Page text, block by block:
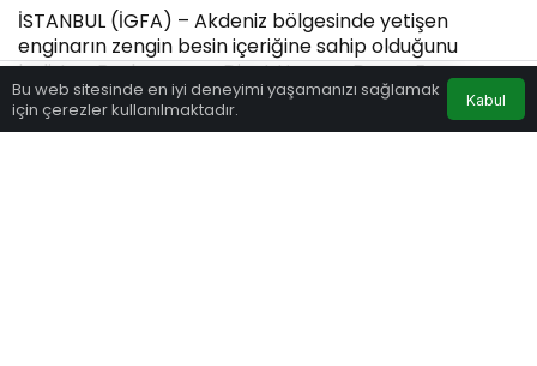
İSTANBUL (İGFA) – Akdeniz bölgesinde yetişen
enginarın zengin besin içeriğine sahip olduğunu
belirten Beslenme ve Diyet Uzmanı Derya Eren,
“Enginar...
Bu web sitesinde en iyi deneyimi yaşamanızı sağlamak
için çerezler kullanılmaktadır.
Kabul
Anasayfa Eczaneler Hava Durumu